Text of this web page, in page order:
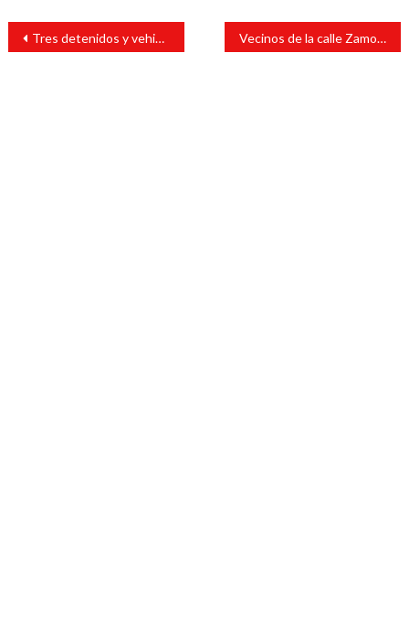
Navegación
entradas
Tres detenidos y vehiculos asegurados en presunto enfrentamiento en Alvarado Vecinos de la calle Zamora se quejan por acumulación de basura